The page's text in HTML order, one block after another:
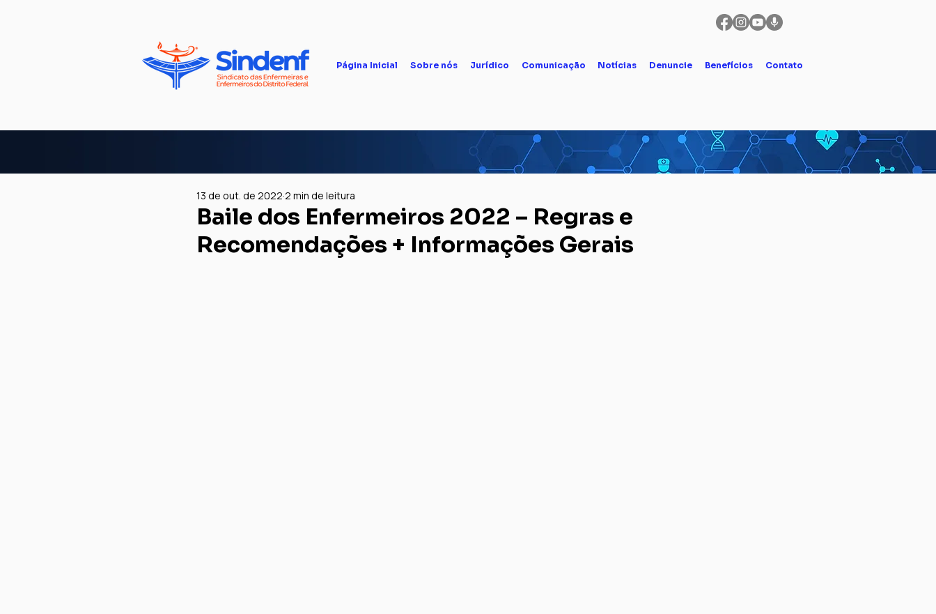
Página Inicial Sobre nós Jurídico Comunicação Notícias Denuncie Benefícios Contato
Baile dos Enfermeiros 2022 – Regras e
Recomendações + Informações Gerais
13 de out. de 2022 2 min de leitura